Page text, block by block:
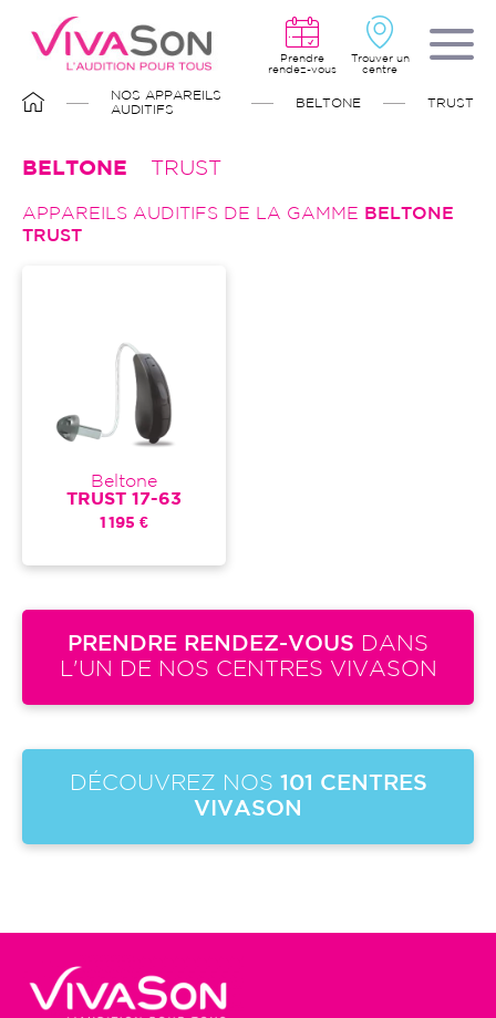
contenu
principal
Prendre
rendez-vous
Trouver un
centre
FIL
D'ARIANE
NOS APPAREILS
AUDITIFS
BELTONE TRUST
BELTONE TRUST
APPAREILS AUDITIFS DE LA GAMME BELTONE
TRUST
Beltone
TRUST 17-63
1 195 €
PRENDRE RENDEZ-VOUS DANS
L'UN DE NOS CENTRES VIVASON
DÉCOUVREZ NOS 101 CENTRES
VIVASON